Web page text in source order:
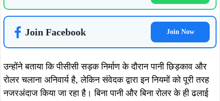
Join Facebook Join Now
उन्होंने बताया कि पीसीसी सड़क निर्माण के दौरान पानी छिड़काव और
रोलर चलाना अनिवार्य है, लेकिन संवेदक द्वारा इन नियमों को पूरी तरह
नजरअंदाज किया जा रहा है। बिना पानी और बिना रोलर के ही ढलाई